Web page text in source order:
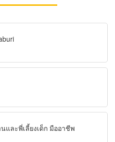
และพี่เลี้ยงเด็ก มืออาชีพ